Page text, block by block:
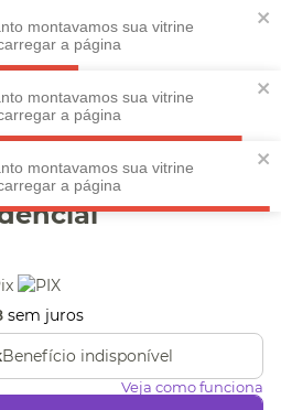
montavamos sua vitrine
a página
montavamos sua vitrine
a página
montavamos sua vitrine
a página
REGULAMENTO
de você! Informe seu CEP
sem juros
Benefício indisponível
Veja como funciona